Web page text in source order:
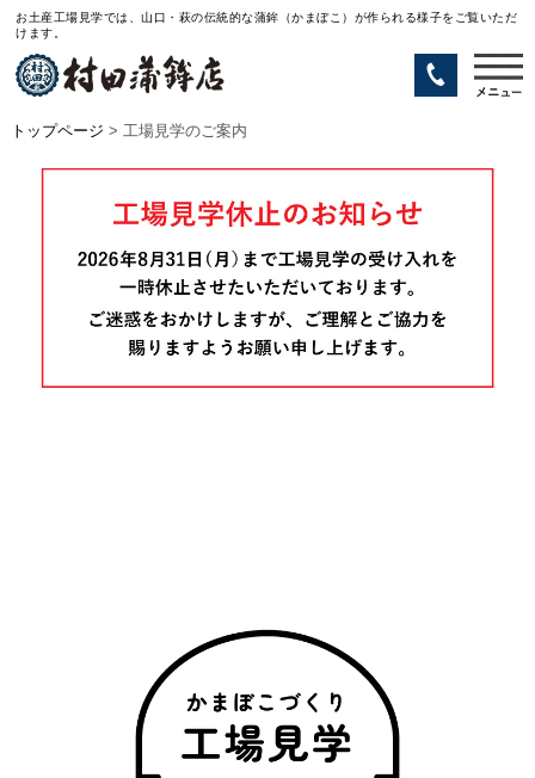
お土産工場見学では、山口・萩の伝統的な蒲鉾（かまぼこ）が作られる様子をご覧いただ
けます。
トップページ > 工場見学のご案内